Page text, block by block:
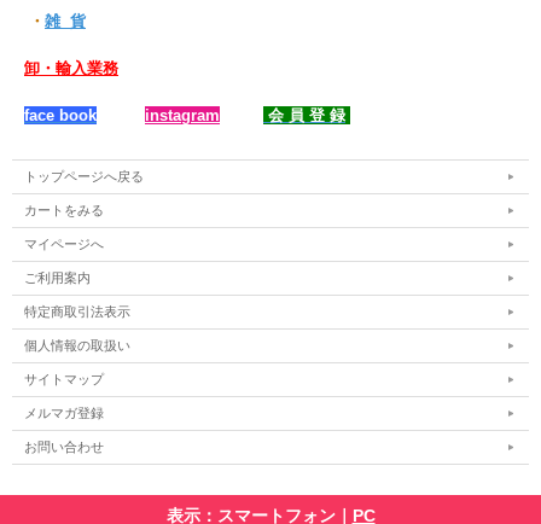
・ 雑 貨
卸・輸入業務
face book instagram 会 員 登 録
トップページへ戻る
カートをみる
マイページへ
ご利用案内
特定商取引法表示
個人情報の取扱い
サイトマップ
メルマガ登録
お問い合わせ
表示：スマートフォン｜ PC